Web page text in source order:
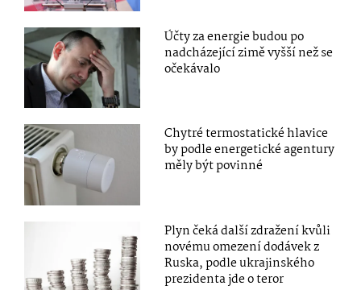
Účty za energie budou po
nadcházející zimě vyšší než se
očekávalo
Chytré termostatické hlavice
by podle energetické agentury
měly být povinné
Plyn čeká další zdražení kvůli
novému omezení dodávek z
Ruska, podle ukrajinského
prezidenta jde o teror